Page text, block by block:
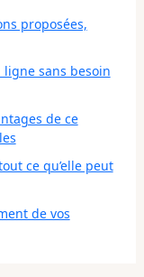
proposées,
sans besoin
de ce
ce qu’elle peut
de vos